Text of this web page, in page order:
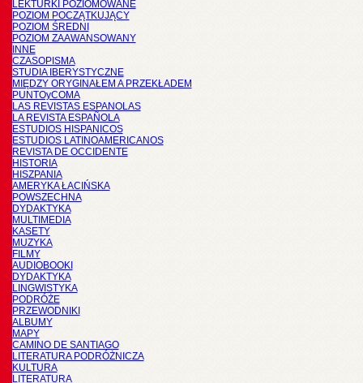
LEKTURKI POZIOMOWANE
POZIOM POCZĄTKUJĄCY
POZIOM ŚREDNI
POZIOM ZAAWANSOWANY
INNE
CZASOPISMA
STUDIA IBERYSTYCZNE
MIĘDZY ORYGINAŁEM A PRZEKŁADEM
PUNTOyCOMA
LAS REVISTAS ESPANOLAS
LA REVISTA ESPAÑOLA
ESTUDIOS HISPANICOS
ESTUDIOS LATINOAMERICANOS
REVISTA DE OCCIDENTE
HISTORIA
HISZPANIA
AMERYKA ŁACIŃSKA
POWSZECHNA
DYDAKTYKA
MULTIMEDIA
KASETY
MUZYKA
FILMY
AUDIOBOOKI
DYDAKTYKA
LINGWISTYKA
PODRÓŻE
PRZEWODNIKI
ALBUMY
MAPY
CAMINO DE SANTIAGO
LITERATURA PODRÓŻNICZA
KULTURA
LITERATURA